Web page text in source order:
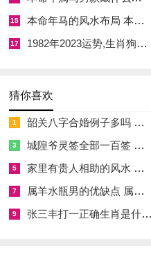
方，以化太岁之凶。开业吉时
若遇“大耗”时则防财物损失。
基，不可轻率。
【25年11月开业吉日吉时 25
☑2027年安葬吉日一览表
15 本命年马的风水布局 本命年马的佛像怎么摆放
17 1982年2023运势,生肖狗1982年2023运势
猜你喜欢
1 韶关八字合婚例子多吗 韶关八字测风水
3 城隍爷灵签全部一百签 城隍爷灵签解签大全
5 家里有贵人相助的风水 家里有贵人是什么意思
7 属羊水瓶男的优缺点 属羊水瓶座男生性格爱情观
9 张三丰打一正确生肖是什么意思 张三丰是指什么生肖